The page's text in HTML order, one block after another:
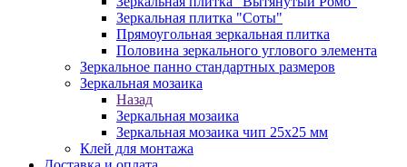
Зеркальная плитка "Соты"
Прямоугольная зеркальная плитка
Половина зеркального углового элемента
Зеркальное панно стандартных размеров
Зеркальная мозаика
Назад
Зеркальная мозаика
Зеркальная мозаика чип 25х25 мм
Клей для монтажа